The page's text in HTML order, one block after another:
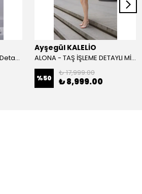
AGATHA - Omuz İşleme Detaylı Davet Elbisesi
Ayşegül KALELİO
ALONA - TAŞ İŞLEME DETAYLI MİNİ BOY DAVET ELBİSESİ
%50
₺ 17,999.00
₺ 8,999.00